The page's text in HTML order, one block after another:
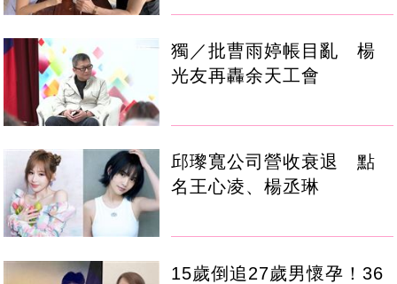
獨／批曹雨婷帳目亂 楊
光友再轟余天工會
邱瓈寬公司營收衰退 點
名王心凌、楊丞琳
15歲倒追27歲男懷孕！36